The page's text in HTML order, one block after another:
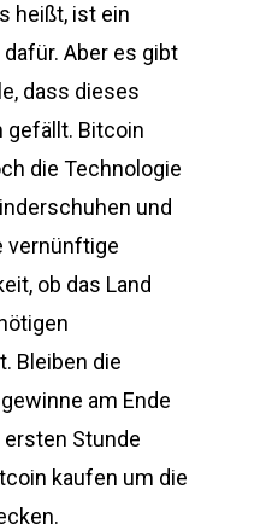
heißt, ist ein
Aber es gibt
dass dieses
gefällt. Bitcoin
die Technologie
und
vernünftige
ob das Land
Bleiben die
am Ende
Stunde
kaufen um die